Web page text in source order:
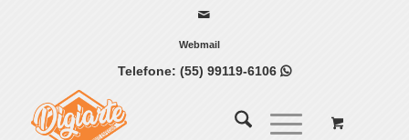
Webmail
Telefone: (55) 99119-6106 